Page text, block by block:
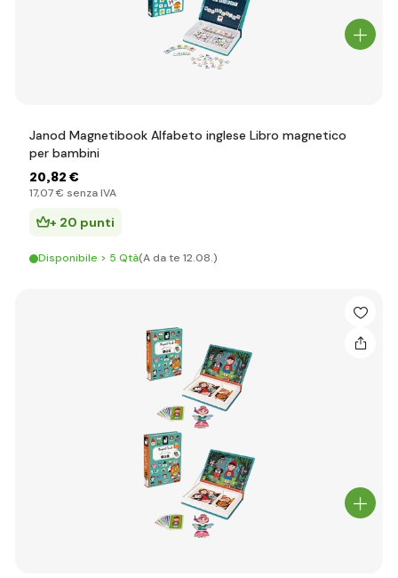
Janod Magnetibook Alfabeto inglese Libro magnetico
per bambini
20,82 €
17,07 € senza IVA
+ 20 punti
Disponibile > 5 Qtà(A da te 12.08.)